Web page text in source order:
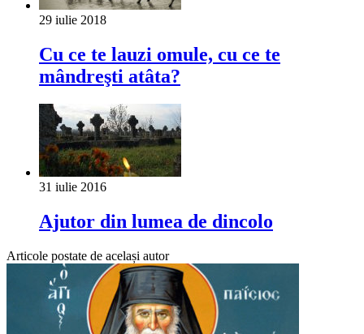
29 iulie 2018
Cu ce te lauzi omule, cu ce te
mândreşti atâta?
31 iulie 2016
Ajutor din lumea de dincolo
Articole postate de același autor